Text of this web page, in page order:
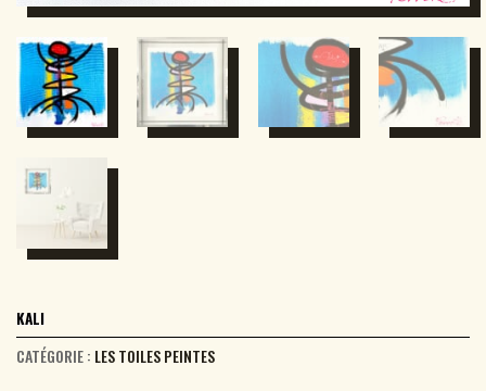
KALI
CATÉGORIE : LES TOILES PEINTES